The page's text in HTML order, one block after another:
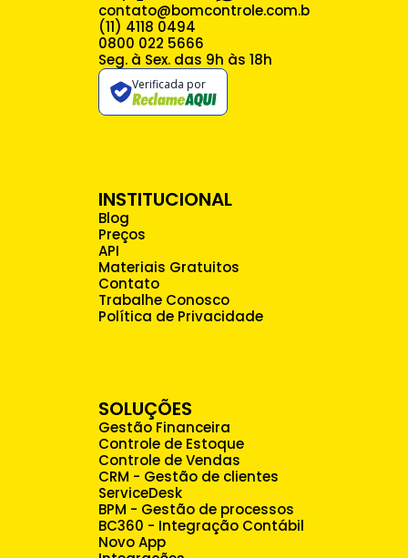
contato@bomcontrole.com.br
(11) 4118 0494
0800 022 5666
Seg. à Sex. das 9h às 18h
INSTITUCIONAL
Blog
Preços
API
Materiais Gratuitos
Contato
Trabalhe Conosco
Política de Privacidade
SOLUÇÕES
Gestão Financeira
Controle de Estoque
Controle de Vendas
CRM - Gestão de clientes
ServiceDesk
BPM - Gestão de processos
BC360 - Integração Contábil
Novo App